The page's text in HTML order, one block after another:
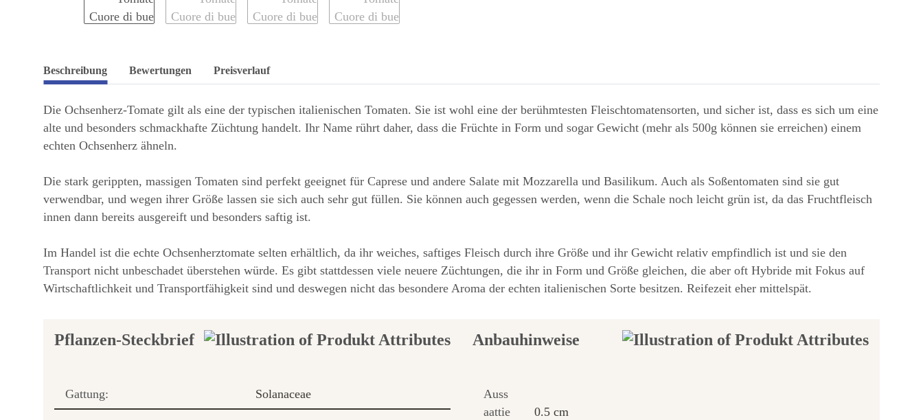
Beschreibung Bewertungen Preisverlauf
Die Ochsenherz-Tomate gilt als eine der typischen italienischen Tomaten. Sie ist wohl eine der berühmtesten Fleischtomatensorten, und sicher ist, dass es sich um eine
alte und besonders schmackhafte Züchtung handelt. Ihr Name rührt daher, dass die Früchte in Form und sogar Gewicht (mehr als 500g können sie erreichen) einem
echten Ochsenherz ähneln.
Die stark gerippten, massigen Tomaten sind perfekt geeignet für Caprese und andere Salate mit Mozzarella und Basilikum. Auch als Soßentomaten sind sie gut
verwendbar, und wegen ihrer Größe lassen sie sich auch sehr gut füllen. Sie können auch gegessen werden, wenn die Schale noch leicht grün ist, da das Fruchtfleisch
innen dann bereits ausgereift und besonders saftig ist.
Im Handel ist die echte Ochsenherztomate selten erhältlich, da ihr weiches, saftiges Fleisch durch ihre Größe und ihr Gewicht relativ empfindlich ist und sie den
Transport nicht unbeschadet überstehen würde. Es gibt stattdessen viele neuere Züchtungen, die ihr in Form und Größe gleichen, die aber oft Hybride mit Fokus auf
Wirtschaftlichkeit und Transportfähigkeit sind und deswegen nicht das besondere Aroma der echten italienischen Sorte besitzen. Reifezeit eher mittelspät.
Pflanzen-Steckbrief
Gattung: Solanaceae
Anbauhinweise
Auss
aattie
0.5 cm